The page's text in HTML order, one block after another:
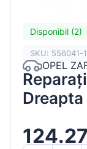
Disponibil (2)
SKU: 556041-1
OPEL